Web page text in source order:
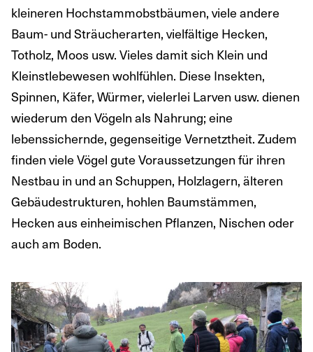
kleineren Hochstammobstbäumen, viele andere
Baum- und Sträucherarten, vielfältige Hecken,
Totholz, Moos usw. Vieles damit sich Klein und
Kleinstlebewesen wohlfühlen. Diese Insekten,
Spinnen, Käfer, Würmer, vielerlei Larven usw. dienen
wiederum den Vögeln als Nahrung; eine
lebenssichernde, gegenseitige Vernetztheit. Zudem
finden viele Vögel gute Voraussetzungen für ihren
Nestbau in und an Schuppen, Holzlagern, älteren
Gebäudestrukturen, hohlen Baumstämmen,
Hecken aus einheimischen Pflanzen, Nischen oder
auch am Boden.